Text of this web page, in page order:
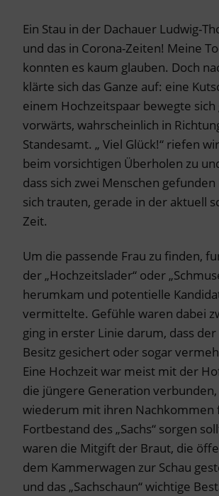
Ein Stau in der Dachauer Ludwig-
und das in Corona-Zeiten! Meine
konnten es kaum glauben. Doch
klärte sich das Ganze auf: eine
einem Hochzeitspaar bewegte
vorwärts, wahrscheinlich in
Standesamt. „ Viel Glück!“ riefen
beim vorsichtigen Überholen zu
dass sich zwei Menschen
sich trauten, gerade in der aktuell
Zeit.
Um die passende Frau zu finden,
der „Hochzeitslader“ oder
herumkam und potentielle
vermittelte. Gefühle waren dabei
ging in erster Linie darum, dass
Besitz gesichert oder sogar
Eine Hochzeit war meist mit der
die jüngere Generation verbunden,
wiederum mit ihren Nachkommen
Fortbestand des „Sachs“ sorgen
waren die Mitgift der Braut, die
dem Kammerwagen zur Schau
und das „Sachschaun“ wichtige